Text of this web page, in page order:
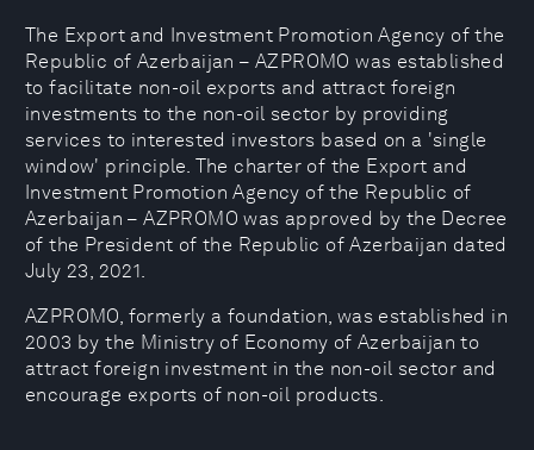
The Export and Investment Promotion Agency of the
Republic of Azerbaijan – AZPROMO was established
to facilitate non-oil exports and attract foreign
investments to the non-oil sector by providing
services to interested investors based on a 'single
window' principle. The charter of the Export and
Investment Promotion Agency of the Republic of
Azerbaijan – AZPROMO was approved by the Decree
of the President of the Republic of Azerbaijan dated
July 23, 2021.
AZPROMO, formerly a foundation, was established in
2003 by the Ministry of Economy of Azerbaijan to
attract foreign investment in the non-oil sector and
encourage exports of non-oil products.